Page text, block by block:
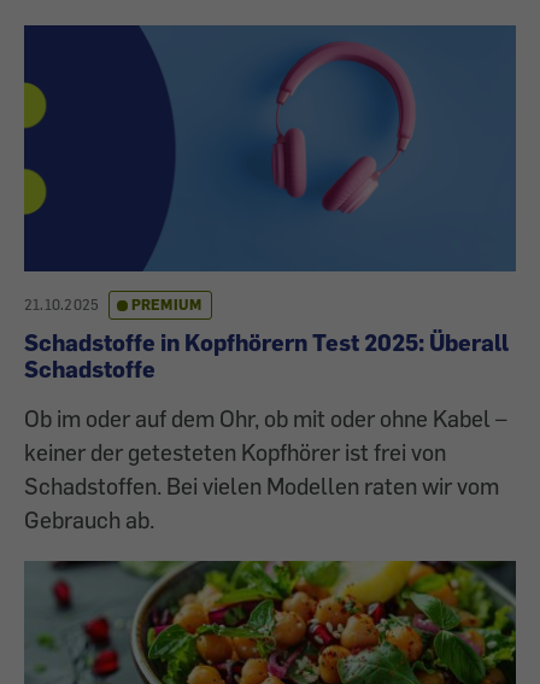
21.10.2025 PREMIUM
Schadstoffe in Kopfhörern Test 2025: Überall
Schadstoffe
Ob im oder auf dem Ohr, ob mit oder ohne Kabel –
keiner der getesteten Kopfhörer ist frei von
Schadstoffen. Bei vielen Modellen raten wir vom
Gebrauch ab.